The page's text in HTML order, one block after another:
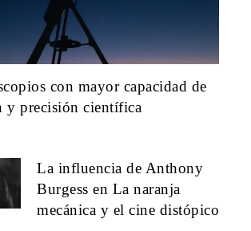
con mayor capacidad de
y precisión científica
La influencia de Anthony
Burgess en La naranja
mecánica y el cine distópico